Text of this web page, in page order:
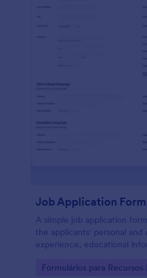
Job Application
A simple job application
the applicants' personal
experience, educational
Go to Category:
Formulários para Recursos